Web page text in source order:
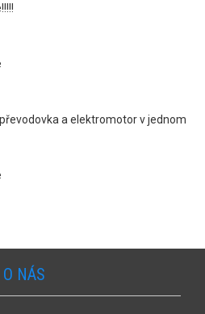
a elektromotor v jednom
O NÁS